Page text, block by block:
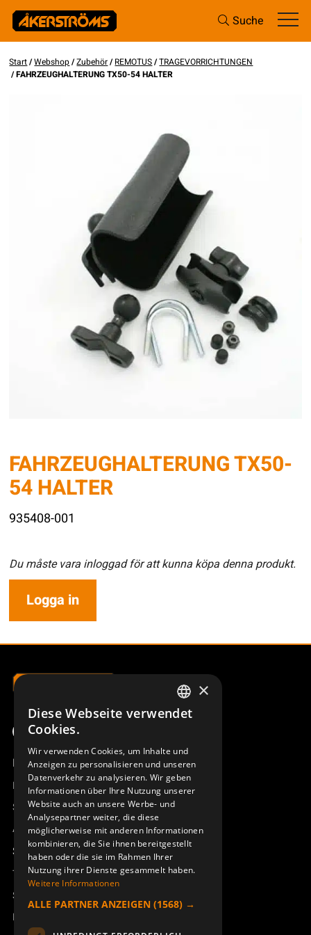
Suche
Start/Webshop/Zubehör/REMOTUS/TRAGEVORRICHTUNGEN
/ FAHRZEUGHALTERUNG TX50-54 HALTER
FAHRZEUGHALTERUNG TX50-
54 HALTER
935408-001
Du måste vara inloggad för att kunna köpa denna produkt.
Logga in
Produktübersicht
Remotus
Sesam
Access_Ctrl
Support
Technischer Support
Service buchen
Handbücher und Videoanleitungen
SWEDISH
DEUTSCH
×
Diese Webseite verwendet
Cookies.
Wir verwenden Cookies, um Inhalte und
Anzeigen zu personalisieren und unseren
Datenverkehr zu analysieren. Wir geben
Informationen über Ihre Nutzung unserer
Website auch an unsere Werbe- und
Analysepartner weiter, die diese
möglicherweise mit anderen Informationen
kombinieren, die Sie ihnen bereitgestellt
haben oder die sie im Rahmen Ihrer
Nutzung ihrer Dienste gesammelt haben.
Weitere Informationen
ALLE PARTNER ANZEIGEN (1568) →